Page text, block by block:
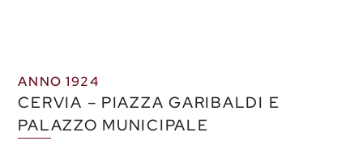
ANNO 1924
CERVIA – PIAZZA GARIBALDI E
PALAZZO MUNICIPALE